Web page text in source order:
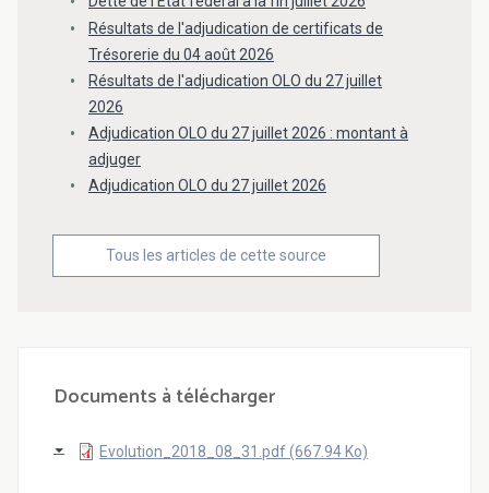
Résultats de l'adjudication de certificats de
Trésorerie du 04 août 2026
Résultats de l'adjudication OLO du 27 juillet
2026
Adjudication OLO du 27 juillet 2026 : montant à
adjuger
Adjudication OLO du 27 juillet 2026
Tous les articles de cette source
Documents à télécharger
Evolution_2018_08_31.pdf (667.94 Ko)